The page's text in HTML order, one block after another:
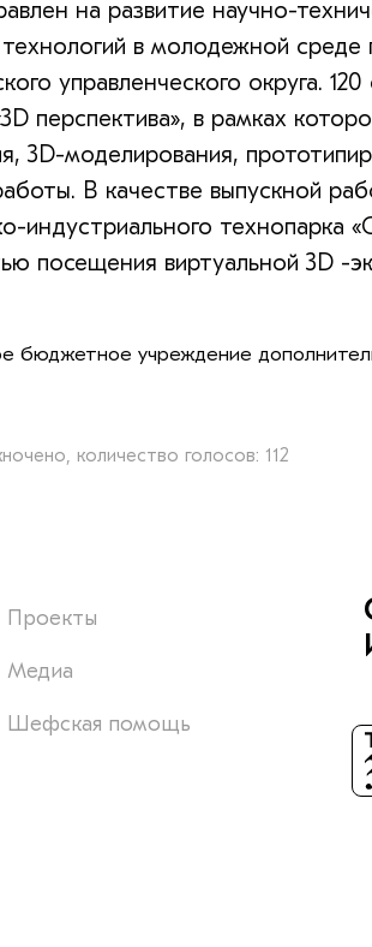
на развитие научно-
в молодежной среде
управленческого округа.
перспектива», в рамках
3D-моделирования,
В качестве выпускной
индустриального технопарка
посещения виртуальной 3D -
бюджетное учреждение
количество голосов: 112
Проекты
Медиа
Шефская помощь